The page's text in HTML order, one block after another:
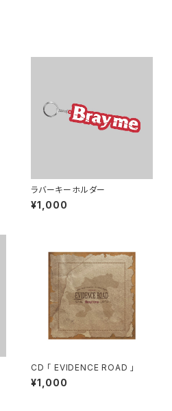
ラバーキーホルダー
¥1,000
CD 「 EVIDENCE ROAD 」
¥1,000